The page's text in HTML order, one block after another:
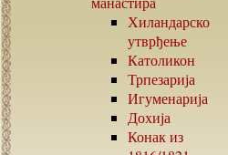
Хиландарско
утврђење
Католикон
Трпезарија
Игуменарија
Дохија
Конак из